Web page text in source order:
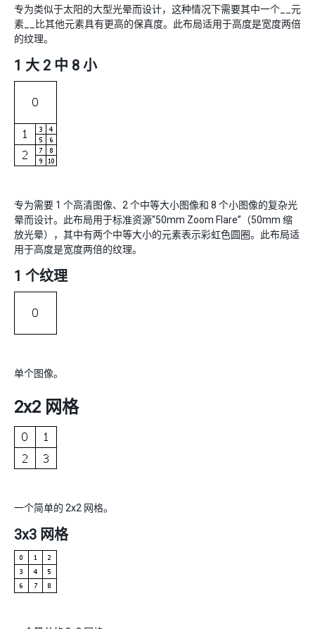
专为类似于太阳的大型光晕而设计，这种情况下需要其中一个__元
素__比其他元素具有更高的保真度。此布局适用于高度是宽度两倍
的纹理。
1 大 2 中 8 小
专为需要 1 个高清图像、2 个中等大小图像和 8 个小图像的复杂光
晕而设计。此布局用于标准资源“50mm Zoom Flare”（50mm 缩
放光晕），其中有两个中等大小的元素表示彩虹色圆圈。此布局适
用于高度是宽度两倍的纹理。
1 个纹理
单个图像。
2x2 网格
一个简单的 2x2 网格。
3x3 网格